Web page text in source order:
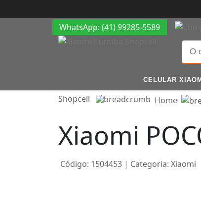
WhatsApp: (41) 99285-5589
CELULAR
Shopcell Home
Xiaomi
Código: 1504453 | Categoria: Xiaomi